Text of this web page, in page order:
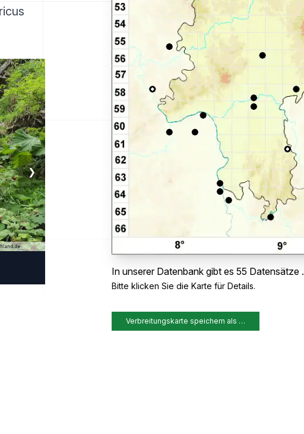
❯
In unserer Datenbank gibt es 55 Datensätze .
Bitte klicken Sie die Karte für Details.
Verbreitungskarte speichern als …